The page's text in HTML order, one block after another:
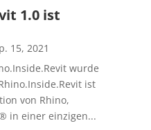
1.0 ist
15, 2021
wurde
ist
von Rhino,
in einer einzigen...